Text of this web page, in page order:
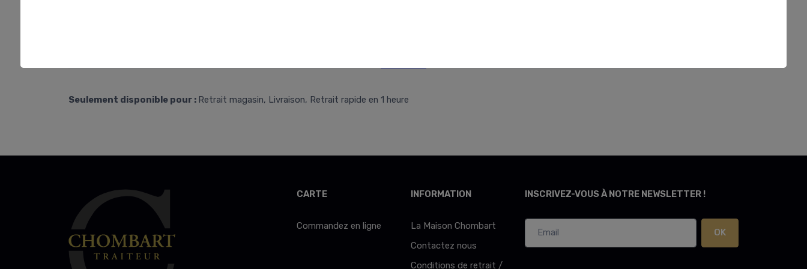
Seulement disponible pour : Retrait magasin, Livraison, Retrait rapide en 1 heure
CARTE
Commandez en ligne
INFORMATION
La Maison Chombart
Contactez nous
Conditions de retrait /
INSCRIVEZ-VOUS À NOTRE NEWSLETTER !
OK